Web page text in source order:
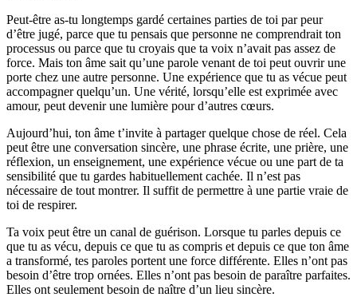
Peut-être as-tu longtemps gardé certaines parties de toi par peur
d’être jugé, parce que tu pensais que personne ne comprendrait ton
processus ou parce que tu croyais que ta voix n’avait pas assez de
force. Mais ton âme sait qu’une parole venant de toi peut ouvrir une
porte chez une autre personne. Une expérience que tu as vécue peut
accompagner quelqu’un. Une vérité, lorsqu’elle est exprimée avec
amour, peut devenir une lumière pour d’autres cœurs.
Aujourd’hui, ton âme t’invite à partager quelque chose de réel. Cela
peut être une conversation sincère, une phrase écrite, une prière, une
réflexion, un enseignement, une expérience vécue ou une part de ta
sensibilité que tu gardes habituellement cachée. Il n’est pas
nécessaire de tout montrer. Il suffit de permettre à une partie vraie de
toi de respirer.
Ta voix peut être un canal de guérison. Lorsque tu parles depuis ce
que tu as vécu, depuis ce que tu as compris et depuis ce que ton âme
a transformé, tes paroles portent une force différente. Elles n’ont pas
besoin d’être trop ornées. Elles n’ont pas besoin de paraître parfaites.
Elles ont seulement besoin de naître d’un lieu sincère.